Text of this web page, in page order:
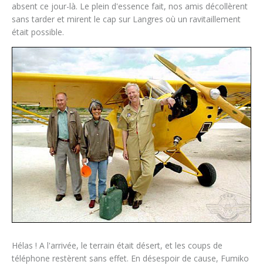
absent ce jour-là. Le plein d'essence fait, nos amis décollèrent
sans tarder et mirent le cap sur Langres où un ravitaillement
était possible.
Hélas ! A l'arrivée, le terrain était désert, et les coups de
téléphone restèrent sans effet. En désespoir de cause, Fumiko